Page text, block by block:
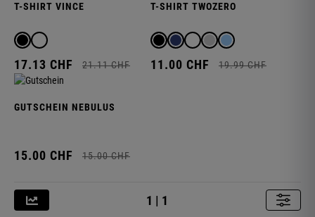
T-SHIRT VINCE
17.13 CHF 21.11 CHF
T-SHIRT TWOZERO
11.00 CHF 19.99 CHF
GUTSCHEIN NEBULUS
15.00 CHF 15.00 CHF
1 | 1